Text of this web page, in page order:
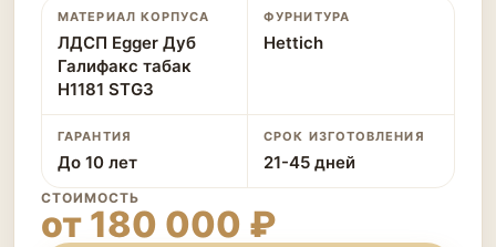
МАТЕРИАЛ КОРПУСА
ЛДСП Egger Дуб
Галифакс табак
H1181 STG3
ФУРНИТУРА
Hettich
ГАРАНТИЯ
До 10 лет
СРОК ИЗГОТОВЛЕНИЯ
21-45 дней
СТОИМОСТЬ
от 180 000 ₽